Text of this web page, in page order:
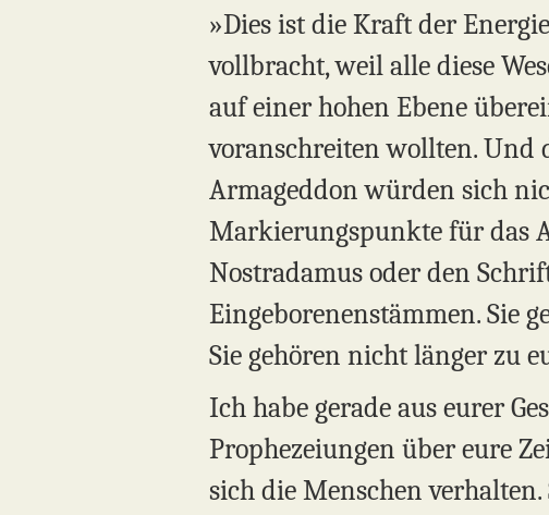
»Dies ist die Kraft der
vollbracht, weil alle diese
auf einer hohen Ebene
voranschreiten wollten. Und
Armageddon würden sich
Markierungspunkte für das
Nostradamus oder den
Eingeborenenstämmen. Sie
Sie gehören nicht länger zu
Ich habe gerade aus eurer
Prophezeiungen über eure
sich die Menschen